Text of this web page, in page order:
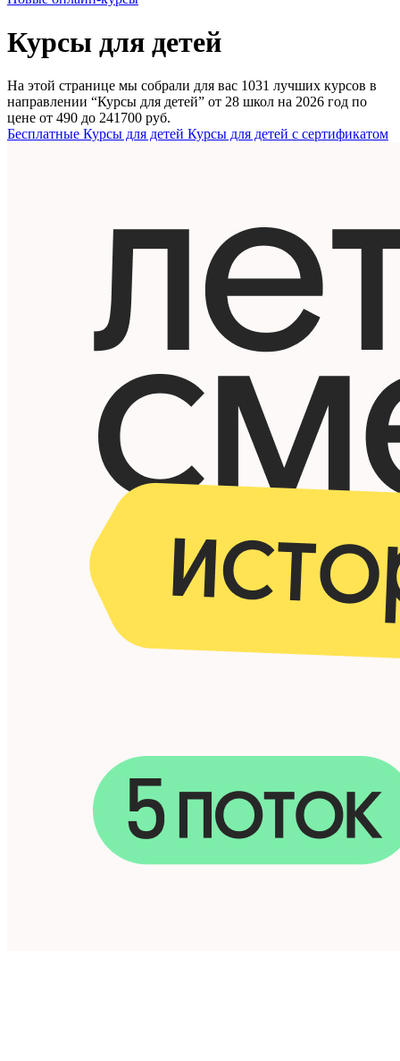
Курсы для детей
На этой странице мы собрали для вас 1031 лучших курсов в
направлении “Курсы для детей” от 28 школ на 2026 год по
цене от 490 до 241700 руб.
Бесплатные Курсы для детей Курсы для детей с сертификатом